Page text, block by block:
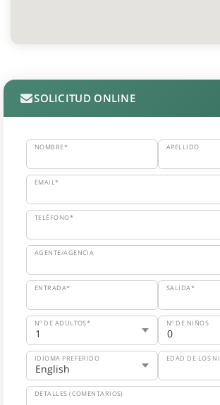
SOLICITUD ONLINE
NOMBRE* APELLIDO
EMAIL*
TELÉFONO*
AGENTE/AGENCIA
ENTRADA* SALIDA*
Nº DE ADULTOS* Nº DE NIÑOS
IDIOMA PREFERIDO EDAD DE LOS
DETALLES (COMENTARIOS)